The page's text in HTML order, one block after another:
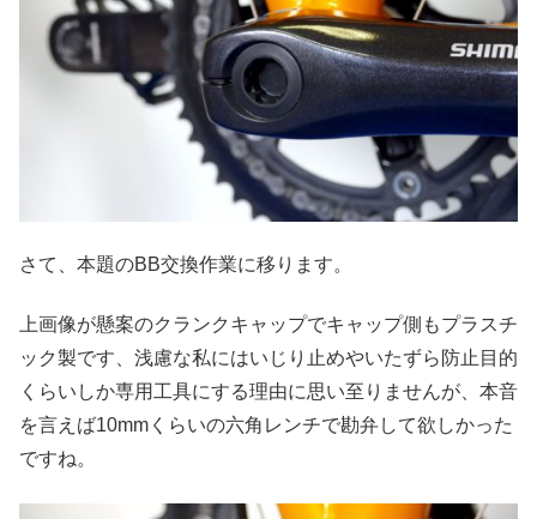
さて、本題のBB交換作業に移ります。
上画像が懸案のクランクキャップでキャップ側もプラスチ
ック製です、浅慮な私にはいじり止めやいたずら防止目的
くらいしか専用工具にする理由に思い至りませんが、本音
を言えば10mmくらいの六角レンチで勘弁して欲しかった
ですね。